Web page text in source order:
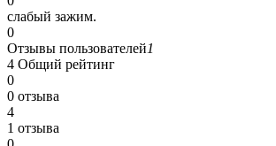
слабый зажим.
0
Отзывы пользователей1
4 Общий рейтинг
0
0 отзыва
4
1 отзыва